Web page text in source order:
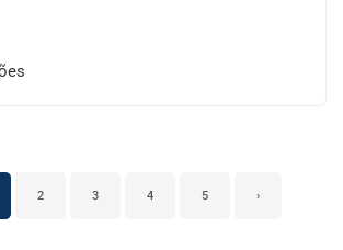
2 3 4 5 ›